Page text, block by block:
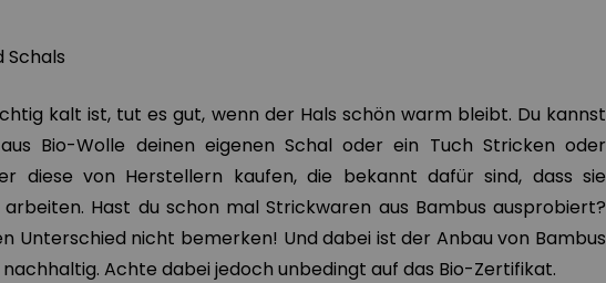
Schals
kalt ist, tut es gut, wenn der Hals schön warm bleibt. Du kannst
Bio-Wolle deinen eigenen Schal oder ein Tuch Stricken oder
diese von Herstellern kaufen, die bekannt dafür sind, dass sie
Hast du schon mal Strickwaren aus Bambus ausprobiert?
Unterschied nicht bemerken! Und dabei ist der Anbau von Bambus
Achte dabei jedoch unbedingt auf das Bio-Zertifikat.